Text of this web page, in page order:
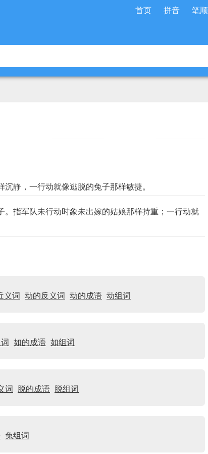
首页 拼音 笔顺
静，一行动就像逃脱的兔子那样敏捷。
。指军队未行动时象未出嫁的姑娘那样持重；一行动就
义词 动的反义词 动的成语 动组词
如的成语 如组词
词 脱的成语 脱组词
兔组词